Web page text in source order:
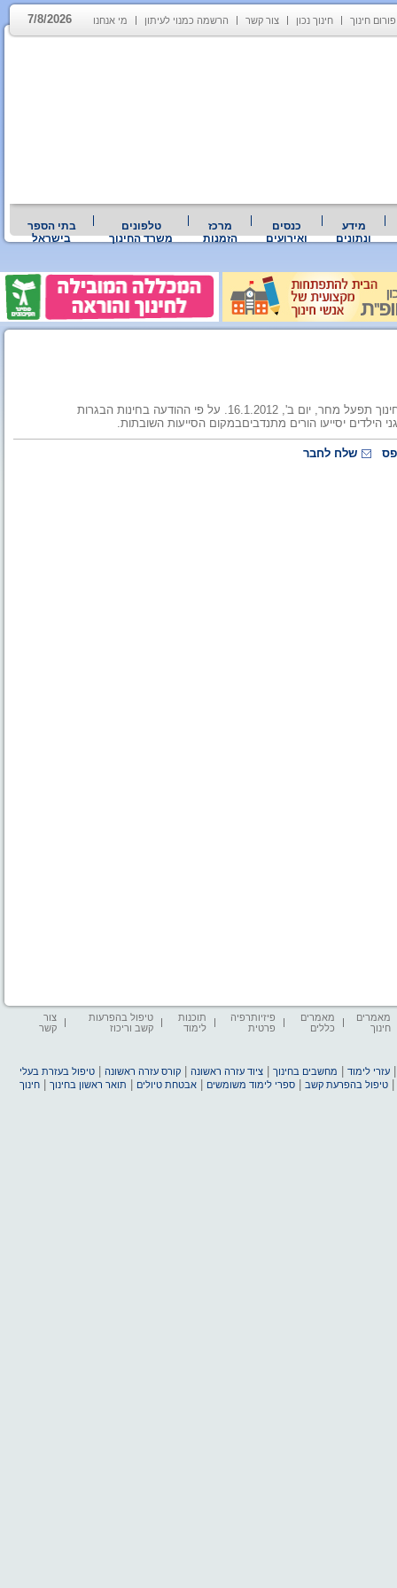
פורום חינוך חינוך נכון צור קשר הרשמה כמנוי לעיתון מי אנחנו 7/8/2026
מידע
ונתונים
כנסים
ואירועים
מרכז
הזמנות
טלפונים
משרד החינוך
בתי הספר
בישראל
משרד החינוך הודיע, כי למרות שביתת הרשויות המקומיות מערכת החינוך תפעל מחר, יום ב', 16.1.2012. על פי ההודעה בחינות הבגרות
הילדים יסייעו הורים מתנדביםבמקום הסייעות השובתות.
שלח לחבר
מאמרים
חינוך
מאמרים
כללים
פיזיותרפיה
פרטית
תוכנות
לימוד
טיפול בהפרעות
קשב וריכוז
צור
קשר
עזרי לימוד מחשבים בחינוך |ציוד עזרה ראשונה |קורס עזרה ראשונה |טיפול בעזרת בעלי
|טיפול בהפרעת קשב |ספרי לימוד משומשים |אבטחת טיולים תואר ראשון בחינוך |חינוך